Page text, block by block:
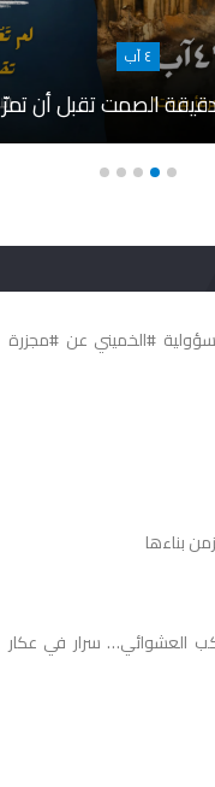
٤ آب
الصمت تقبل أن تمرّ
#الخميني عن #مجزرة
العشوائي… سرار في عكار